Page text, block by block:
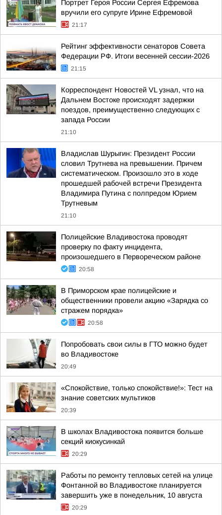
Портрет Героя России Сергея Ефремова
вручили его супруге Ирине Ефремовой
21:17
Рейтинг эффективности сенаторов Совета
Федерации РФ. Итоги весенней сессии-2026
21:15
Корреспондент Новостей VL узнал, что на
Дальнем Востоке происходят задержки
поездов, преимущественно следующих с
запада России
21:10
Владислав Шурыгин: Президент России
словил Трутнева на превышении. Причем
систематическом. Произошло это в ходе
прошедшей рабочей встречи Президента
Владимира Путина с полпредом Юрием
Трутневым
21:10
Полицейские Владивостока проводят
проверку по факту инцидента,
произошедшего в Первореческом районе
20:58
В Приморском крае полицейские и
общественники провели акцию «Зарядка со
стражем порядка»
20:58
Попробовать свои силы в ГТО можно будет
во Владивостоке
20:49
«Спокойствие, только спокойствие!»: Тест на
знание советских мультиков
20:39
В школах Владивостока появится больше
секций киокусинкай
20:29
Работы по ремонту тепловых сетей на улице
Фонтанной во Владивостоке планируется
завершить уже в понедельник, 10 августа
20:29